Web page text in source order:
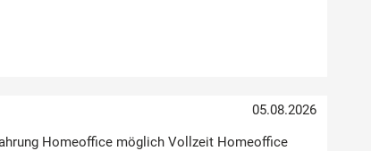
05.08.2026
Homeoffice möglich Vollzeit Homeoffice